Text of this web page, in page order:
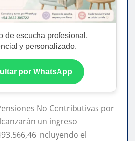
de escucha profesional,
y personalizado.
por WhatsApp
No Contributivas por
un ingreso
incluyendo el